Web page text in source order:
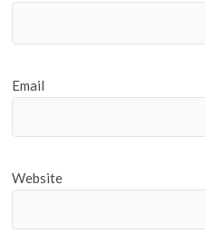
Email
Website